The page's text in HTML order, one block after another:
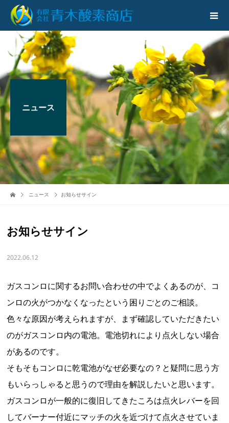
ニュース
ニュース お知らせサイン
お知らせサイン
2022.06.12
ガスコンロに関するお問い合わせの中でよくあるのが、コ
ンロの火がつかなくなったという困りごとのご相談。
色々な原因が考えられますが、まず確認していただきたい
のがガスコンロ内の電池。電池切れにより点火しない場合
があるのです。
そもそもコンロに乾電池がなぜ必要なの？と疑問に思う方
もいらっしゃると思うので理由を解説したいと思います。
ガスコンロが一般的に復旧してきたころは点火レバーを回
してバーナー付近にマッチの火を近づけて点火させていま